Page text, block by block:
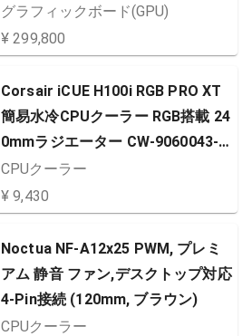
C-10GD。
グラフィックボード(GPU)
¥ 299,800
Corsair iCUE H100i RGB PRO XT
簡易水冷CPUクーラー RGB搭載 24
0mmラジエーター CW-9060043-W
W FN1378
CPUクーラー
¥ 9,430
Noctua NF-A12x25 PWM, プレミ
アム 静音 ファン,デスクトップ対応
4-Pin接続 (120mm, ブラウン)
CPUクーラー